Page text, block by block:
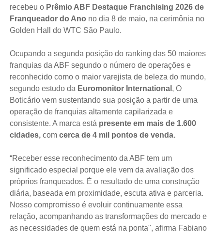
recebeu o Prêmio ABF Destaque Franchising 2026 de
Franqueador do Ano no dia 8 de maio, na cerimônia no
Golden Hall do WTC São Paulo.
Ocupando a segunda posição do ranking das 50 maiores
franquias da ABF segundo o número de operações e
reconhecido como o maior varejista de beleza do mundo,
segundo estudo da Euromonitor International , O
Boticário vem sustentando sua posição a partir de uma
operação de franquias altamente capilarizada e
consistente. A marca está presente em mais de 1.600
cidades, com cerca de 4 mil pontos de venda.
“Receber esse reconhecimento da ABF tem um
significado especial porque ele vem da avaliação dos
próprios franqueados. É o resultado de uma construção
diária, baseada em proximidade, escuta ativa e parceria.
Nosso compromisso é evoluir continuamente essa
relação, acompanhando as transformações do mercado e
as necessidades de quem está na ponta", afirma Fabiano